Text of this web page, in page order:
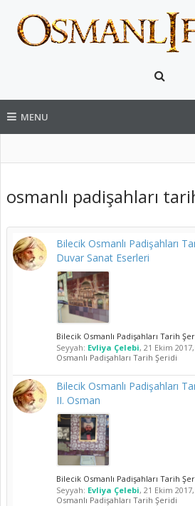
MENU
osmanlı padişahları
Bilecik Osmanlı Padişahları
Duvar Sanat Eserleri
Bilecik Osmanlı Padişahları Tarih
Seyyah: Evliya Çelebi, 21 Ekim 2017
Osmanlı Padişahları Tarih Şeridi
Bilecik Osmanlı Padişahları
II. Osman
Bilecik Osmanlı Padişahları Tarih
Seyyah: Evliya Çelebi, 21 Ekim 2017
Osmanlı Padişahları Tarih Şeridi